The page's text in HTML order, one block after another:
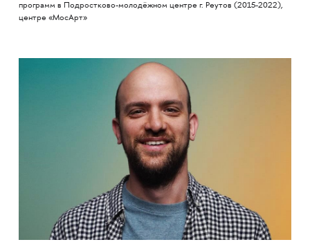
программ в Подростково-молодёжном центре г. Реутов (2015-2022),
центре «МосАрт»